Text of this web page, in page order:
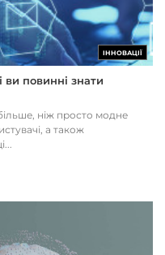
ІННОВАЦІЇ
ви повинні знати
ніж просто модне
а також